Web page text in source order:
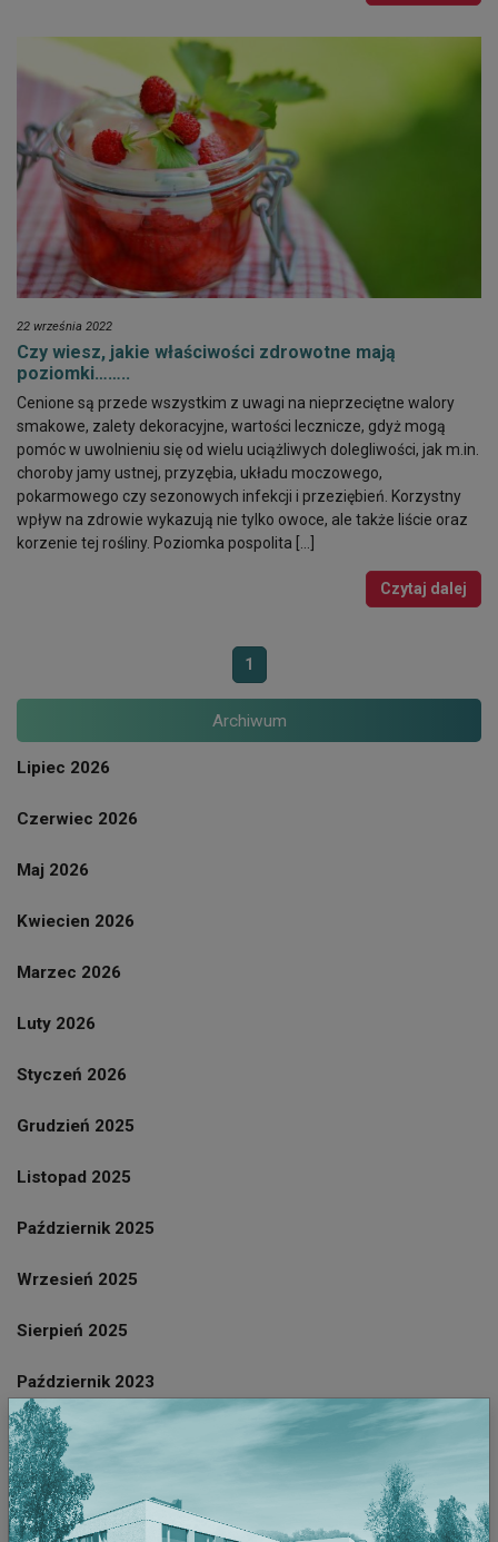
22 września 2022
Czy wiesz, jakie właściwości zdrowotne mają
poziomki……..
Cenione są przede wszystkim z uwagi na nieprzeciętne walory
smakowe, zalety dekoracyjne, wartości lecznicze, gdyż mogą
pomóc w uwolnieniu się od wielu uciążliwych dolegliwości, jak m.in.
choroby jamy ustnej, przyzębia, układu moczowego,
pokarmowego czy sezonowych infekcji i przeziębień. Korzystny
wpływ na zdrowie wykazują nie tylko owoce, ale także liście oraz
korzenie tej rośliny. Poziomka pospolita […]
Czytaj dalej
1
Archiwum
Lipiec 2026
Czerwiec 2026
Maj 2026
Kwiecien 2026
Marzec 2026
Luty 2026
Styczeń 2026
Grudzień 2025
Listopad 2025
Październik 2025
Wrzesień 2025
Sierpień 2025
Październik 2023
Wrzesień 2023
Sierpień 2023
Lipiec 2023